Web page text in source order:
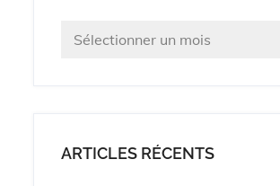
Archives
ARTICLES RÉCENTS